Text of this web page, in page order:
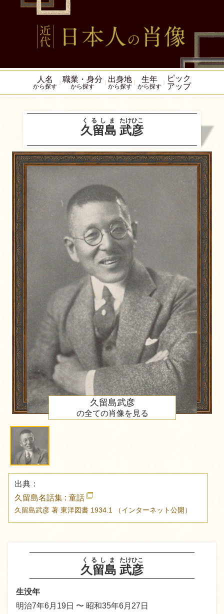
人名
から探す
職業・身分
から探す
出身地
から探す
生年
から探す
ピック
アップ
久留島
くるしま
武彦
たけひこ
生没年
明治7年6月19日 〜 昭和35年6月27日
久留島
くるしま
武彦
たけひこ
久留島武彦
の全ての肖像を見る
出典：
久留島名話集 : 童話
久留島武彦 著 東洋図書 1934.1 （インターネット公開）